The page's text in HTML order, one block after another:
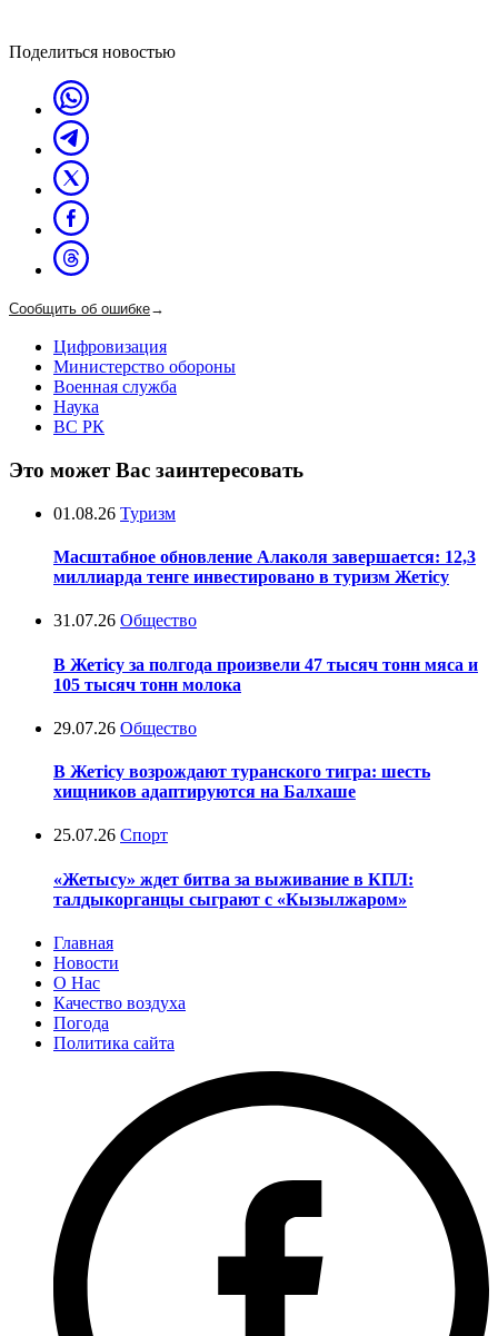
Поделиться новостью
Сообщить об ошибке→
Цифровизация
Министерство обороны
Военная служба
Наука
ВС РК
Это может Вас заинтересовать
01.08.26 Туризм
Масштабное обновление Алаколя завершается: 12,3
миллиарда тенге инвестировано в туризм Жетісу
31.07.26 Общество
В Жетісу за полгода произвели 47 тысяч тонн мяса и
105 тысяч тонн молока
29.07.26 Общество
В Жетісу возрождают туранского тигра: шесть
хищников адаптируются на Балхаше
25.07.26 Спорт
«Жетысу» ждет битва за выживание в КПЛ:
талдыкорганцы сыграют с «Кызылжаром»
Главная
Новости
О Нас
Качество воздуха
Погода
Политика сайта